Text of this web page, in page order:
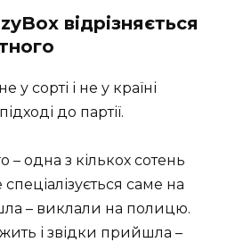
відрізняється
сорті і не у країні
до партії.
– одна з кількох сотень
саме на
– виклали на полицю.
і звідки прийшла –